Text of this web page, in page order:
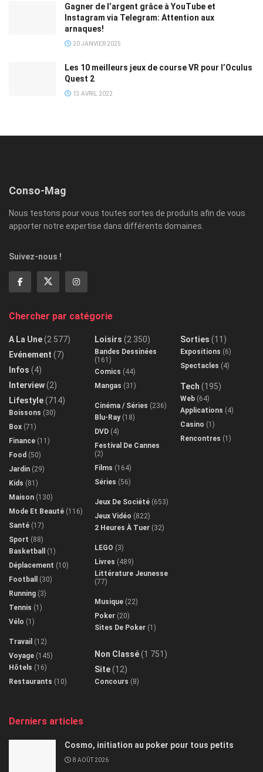
Gagner de l’argent grâce à YouTube et
Instagram via Telegram: Attention aux
arnaques!
20 JANVIER 2025
Les 10 meilleurs jeux de course VR pour l’Oculus
Quest 2
13 AVRIL 2022
Conso-Mag
Nous testons pour vous toutes sortes de produits afin de vous
apporter notre expertise dans différents domaines.
Suivez-nous !
Chercher par catégorie
A La Une(2 577)
Evénement (7)
Infos (4)
Interview(2)
Lifestyle(714)
Boissons (30)
Box (71)
Finance (11)
Food (50)
Jardin (29)
Kids (81)
Maison (130)
Mode Et Beauté (116)
Santé (17)
Sport (88)
Basketball
(1)
Déplacement (10)
Football
(30)
Running (3)
Tennis (1)
Vélo (1)
Travail (12)
Voyage (145)
Hôtels (16)
Restaurants (10)
Loisirs (2 350)
Bandes Dessinées
(161)
Comics (44)
Mangas (31)
Cinéma / Séries (236)
Blu-Ray(18)
DVD (4)
Festival De Cannes
(2)
Films (164)
Séries (56)
Jeux De Société (653)
Jeux Vidéo (822)
2 Heures À Tuer (32)
LEGO (3)
Livres (489)
Littérature Jeunesse
(77)
Musique (22)
Poker (20)
Sites De Poker (1)
Non Classé(1 751)
Site(12)
Concours (8)
Sorties (11)
Expositions (6)
Spectacles (4)
Tech (195)
Web (64)
Applications (4)
Casino (1)
Rencontres (1)
Derniers articles
Cosmo, initiation au poker pour tous petits
8 AOÛT 2026